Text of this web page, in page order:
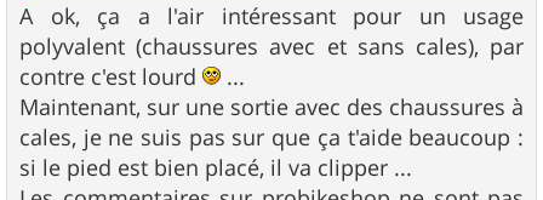
A ok, ça a l'air intéressant pour un usage
polyvalent (chaussures avec et sans cales), par
contre c'est lourd
...
Maintenant, sur une sortie avec des chaussures à
cales, je ne suis pas sur que ça t'aide beaucoup :
si le pied est bien placé, il va clipper ...